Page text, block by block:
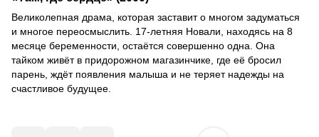
Великолепная драма, которая заставит о многом задуматься
и многое переосмыслить. 17-летняя Новали, находясь на 8
месяце беременности, остаётся совершенно одна. Она
тайком живёт в придорожном магазинчике, где её бросил
парень, ждёт появления малыша и не теряет надежды на
счастливое будущее.